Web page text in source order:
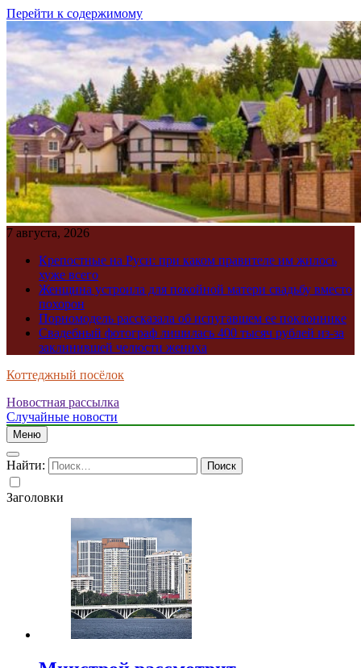
Перейти к содержимому
7 августа, 2026
Крепостные на Руси: при каком правителе им жилось
хуже всего
Женщина устроила для покойной матери свадьбу вместо
похорон
Порномодель рассказала об испугавшем ее поклоннике
Свадебный фотограф лишилась 400 тысяч рублей из-за
заклинившей челюсти жениха
Коттеджный посёлок
Новостная рассылка
Случайные новости
Меню
Найти:
Заголовки